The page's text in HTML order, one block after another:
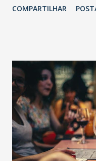
COMPARTILHAR